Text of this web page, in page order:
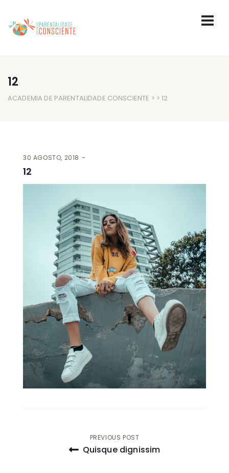
12
ACADEMIA DE PARENTALIDADE CONSCIENTE > > 12
30 AGOSTO, 2018
12
Navegação
PREVIOUS POST
Quisque dignissim